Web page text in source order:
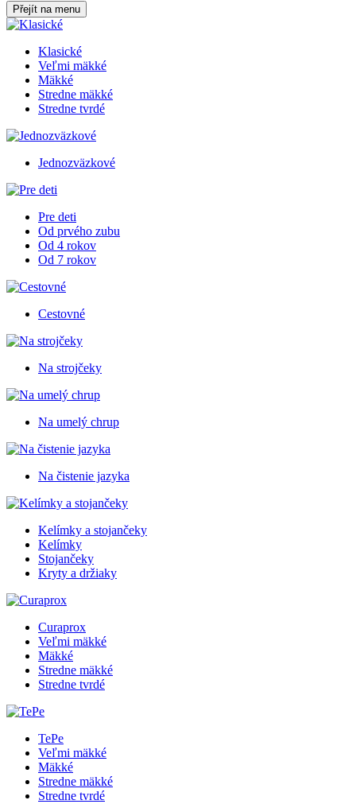
Přejít na menu
Klasické
Veľmi mäkké
Mäkké
Stredne mäkké
Stredne tvrdé
Jednozväzkové
Pre deti
Od prvého zubu
Od 4 rokov
Od 7 rokov
Cestovné
Na strojčeky
Na umelý chrup
Na čistenie jazyka
Kelímky a stojančeky
Kelímky
Stojančeky
Kryty a držiaky
Curaprox
Veľmi mäkké
Mäkké
Stredne mäkké
Stredne tvrdé
TePe
Veľmi mäkké
Mäkké
Stredne mäkké
Stredne tvrdé